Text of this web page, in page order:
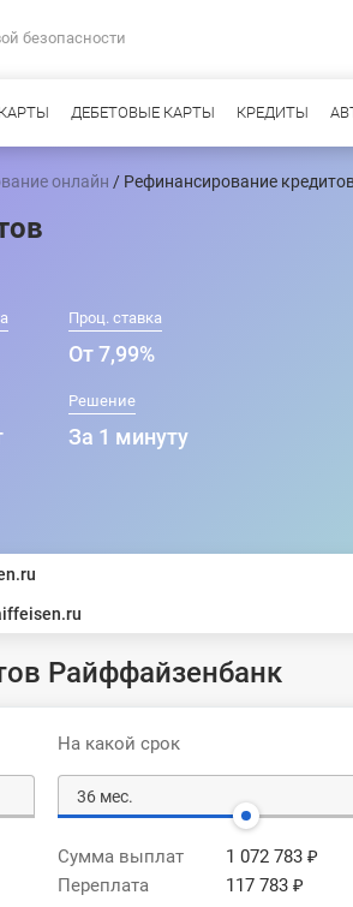
безопасности
ДЕБЕТОВЫЕ КАРТЫ КРЕДИТЫ
онлайн / Рефинансирование
Проц. ставка
От 7,99%
Решение
За 1 минуту
Райффайзенбанк
На какой срок
Сумма выплат
1 072 783 ₽
Переплата
117 783 ₽